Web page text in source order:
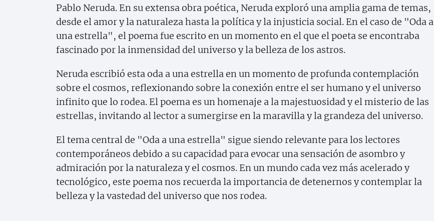
Pablo Neruda. En su extensa obra poética, Neruda exploró una amplia gama de temas,
desde el amor y la naturaleza hasta la política y la injusticia social. En el caso de "Oda a
una estrella", el poema fue escrito en un momento en el que el poeta se encontraba
fascinado por la inmensidad del universo y la belleza de los astros.
Neruda escribió esta oda a una estrella en un momento de profunda contemplación
sobre el cosmos, reflexionando sobre la conexión entre el ser humano y el universo
infinito que lo rodea. El poema es un homenaje a la majestuosidad y el misterio de las
estrellas, invitando al lector a sumergirse en la maravilla y la grandeza del universo.
El tema central de "Oda a una estrella" sigue siendo relevante para los lectores
contemporáneos debido a su capacidad para evocar una sensación de asombro y
admiración por la naturaleza y el cosmos. En un mundo cada vez más acelerado y
tecnológico, este poema nos recuerda la importancia de detenernos y contemplar la
belleza y la vastedad del universo que nos rodea.